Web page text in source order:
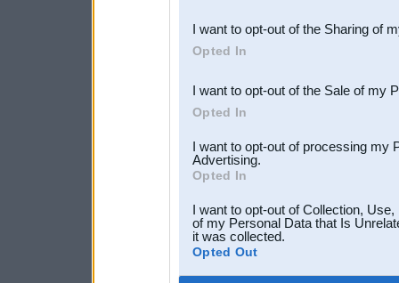
Downstream Participants
third parties.
I want to opt-out of the Sharing of
Opted In
I want to opt-out of the Sale of my
Opted In
I want to opt-out of processing my
Advertising.
Opted In
I want to opt-out of Collection,
of my Personal Data that Is
it was collected.
Opted Out